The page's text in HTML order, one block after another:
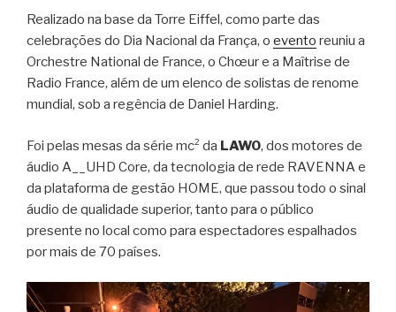
Realizado na base da Torre Eiffel, como parte das
celebrações do Dia Nacional da França, o evento reuniu a
Orchestre National de France, o Chœur e a Maîtrise de
Radio France, além de um elenco de solistas de renome
mundial, sob a regência de Daniel Harding.
Foi pelas mesas da série mc² da LAWO, dos motores de
áudio A__UHD Core, da tecnologia de rede RAVENNA e
da plataforma de gestão HOME, que passou todo o sinal
áudio de qualidade superior, tanto para o público
presente no local como para espectadores espalhados
por mais de 70 países.